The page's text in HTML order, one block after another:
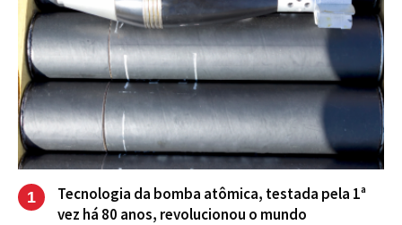
Tecnologia da bomba atômica, testada pela 1ª
vez há 80 anos, revolucionou o mundo